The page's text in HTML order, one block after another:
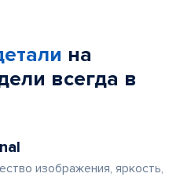
на
всегда в
изображения, яркость,